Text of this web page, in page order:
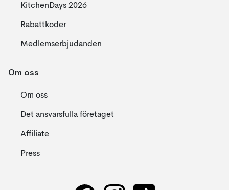
KitchenDays 2026
Rabattkoder
Medlemserbjudanden
Om oss
Om oss
Det ansvarsfulla företaget
Affiliate
Press